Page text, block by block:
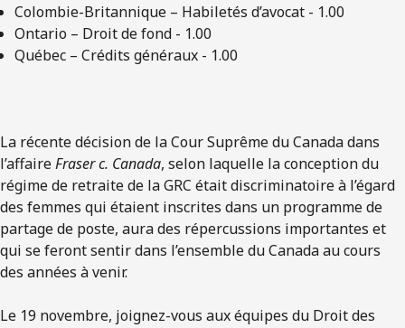
Colombie-Britannique – Habiletés d’avocat - 1.00
Ontario – Droit de fond - 1.00
Québec – Crédits généraux - 1.00
La récente décision de la Cour Suprême du Canada dans
l’affaireFraser c. Canada, selon laquelle la conception du
régime de retraite de la GRC était discriminatoire à l’égard
des femmes qui étaient inscrites dans un programme de
partage de poste, aura des répercussions importantes et
qui se feront sentir dans l’ensemble du Canada au cours
des années à venir.
Le 19 novembre, joignez-vous aux équipes du Droit des